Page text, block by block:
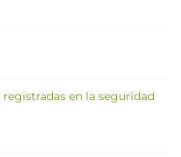
en la seguridad